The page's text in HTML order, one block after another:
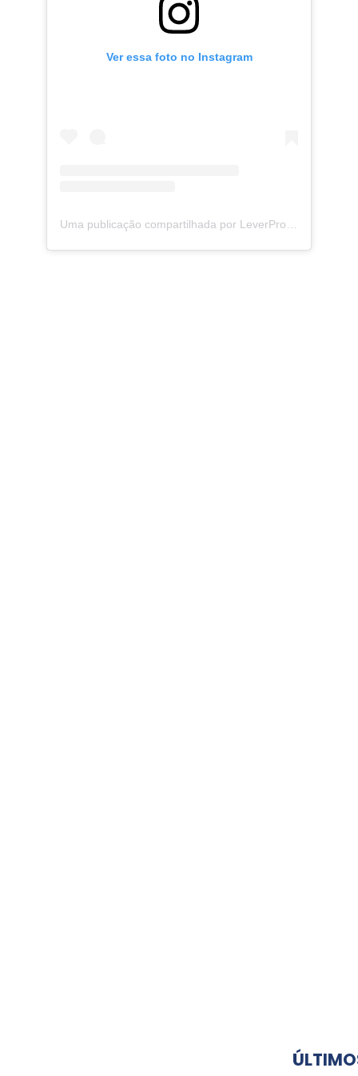
Ver essa foto no Instagram